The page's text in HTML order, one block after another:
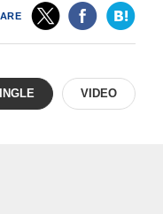
VIDEO